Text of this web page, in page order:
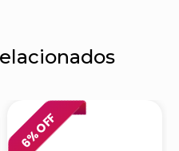
6
% OFF